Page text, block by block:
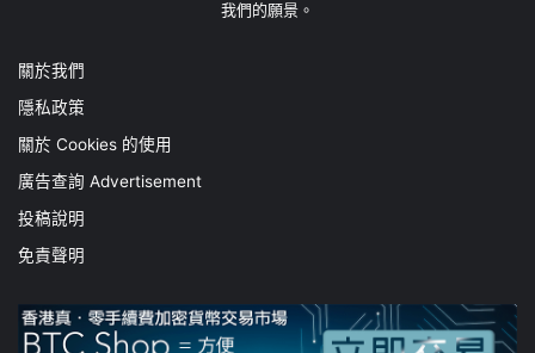
我們的願景。
關於我們
隱私政策
關於 Cookies 的使用
廣告查詢 Advertisement
投稿說明
免責聲明